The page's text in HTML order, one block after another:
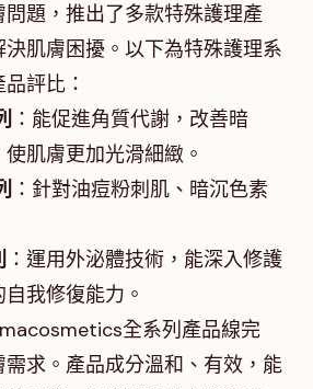
題，推出了多款特殊護理產
肌膚困擾。以下為特殊護理系
評比：
：能促進角質代謝，改善暗
肌膚更加光滑細緻。
：針對油痘粉刺肌、暗沉色素
：運用外泌體技術，能深入修護
我修復能力。
全系列產品線完
求。產品成分溫和、有效，能